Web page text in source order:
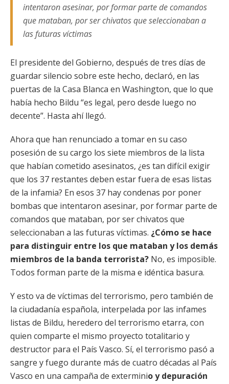
intentaron asesinar, por formar parte de comandos
que mataban, por ser chivatos que seleccionaban a
las futuras víctimas
El presidente del Gobierno, después de tres días de
guardar silencio sobre este hecho, declaró, en las
puertas de la Casa Blanca en Washington, que lo que
había hecho Bildu “es legal, pero desde luego no
decente”. Hasta ahí llegó.
Ahora que han renunciado a tomar en su caso
posesión de su cargo los siete miembros de la lista
que habían cometido asesinatos, ¿es tan difícil exigir
que los 37 restantes deben estar fuera de esas listas
de la infamia? En esos 37 hay condenas por poner
bombas que intentaron asesinar, por formar parte de
comandos que mataban, por ser chivatos que
seleccionaban a las futuras víctimas. ¿Cómo se hace
para distinguir entre los que mataban y los demás
miembros de la banda terrorista? No, es imposible.
Todos forman parte de la misma e idéntica basura.
Y esto va de víctimas del terrorismo, pero también de
la ciudadanía española, interpelada por las infames
listas de Bildu, heredero del terrorismo etarra, con
quien comparte el mismo proyecto totalitario y
destructor para el País Vasco. Sí, el terrorismo pasó a
sangre y fuego durante más de cuatro décadas al País
Vasco en una campaña de exterminio y depuración